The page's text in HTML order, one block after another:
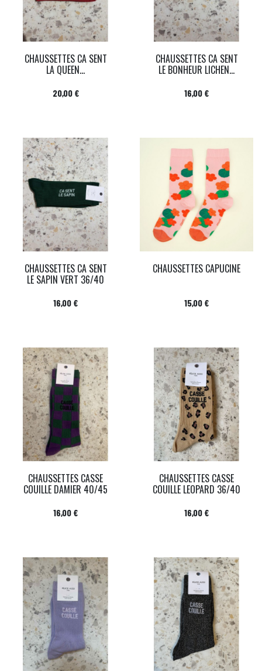
CHAUSSETTES CA SENT
LA QUEEN...
Prix
20,00 €
CHAUSSETTES CA SENT
LE BONHEUR LICHEN...
Prix
16,00 €
CHAUSSETTES CA SENT
LE SAPIN VERT 36/40
Prix
16,00 €
CHAUSSETTES CAPUCINE
Prix
15,00 €
CHAUSSETTES CASSE
COUILLE DAMIER 40/45
Prix
16,00 €
CHAUSSETTES CASSE
COUILLE LEOPARD 36/40
Prix
16,00 €